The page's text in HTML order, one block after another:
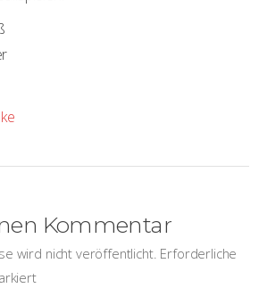
Kommentar
wird nicht veröffentlicht. Erforderliche